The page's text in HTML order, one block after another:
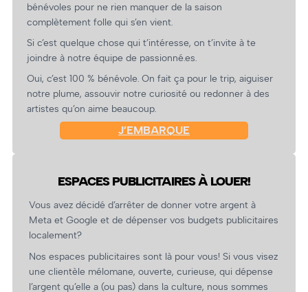
bénévoles pour ne rien manquer de la saison
complètement folle qui s’en vient.
Si c’est quelque chose qui t’intéresse, on t’invite à te
joindre à notre équipe de passionné.es.
Oui, c’est 100 % bénévole. On fait ça pour le trip, aiguiser
notre plume, assouvir notre curiosité ou redonner à des
artistes qu’on aime beaucoup.
J’EMBARQUE
ESPACES PUBLICITAIRES À LOUER!
Vous avez décidé d’arrêter de donner votre argent à
Meta et Google et de dépenser vos budgets publicitaires
localement?
Nos espaces publicitaires sont là pour vous! Si vous visez
une clientèle mélomane, ouverte, curieuse, qui dépense
l’argent qu’elle a (ou pas) dans la culture, nous sommes